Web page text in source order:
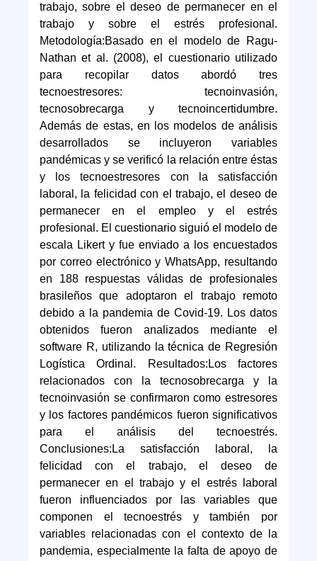
trabajo, sobre el deseo de permanecer en el
trabajo y sobre el estrés profesional.
Metodología:Basado en el modelo de Ragu-
Nathan et al. (2008), el cuestionario utilizado
para recopilar datos abordó tres
tecnoestresores: tecnoinvasión,
tecnosobrecarga y tecnoincertidumbre.
Además de estas, en los modelos de análisis
desarrollados se incluyeron variables
pandémicas y se verificó la relación entre éstas
y los tecnoestresores con la satisfacción
laboral, la felicidad con el trabajo, el deseo de
permanecer en el empleo y el estrés
profesional. El cuestionario siguió el modelo de
escala Likert y fue enviado a los encuestados
por correo electrónico y WhatsApp, resultando
en 188 respuestas válidas de profesionales
brasileños que adoptaron el trabajo remoto
debido a la pandemia de Covid-19. Los datos
obtenidos fueron analizados mediante el
software R, utilizando la técnica de Regresión
Logística Ordinal. Resultados:Los factores
relacionados con la tecnosobrecarga y la
tecnoinvasión se confirmaron como estresores
y los factores pandémicos fueron significativos
para el análisis del tecnoestrés.
Conclusiones:La satisfacción laboral, la
felicidad con el trabajo, el deseo de
permanecer en el trabajo y el estrés laboral
fueron influenciados por las variables que
componen el tecnoestrés y también por
variables relacionadas con el contexto de la
pandemia, especialmente la falta de apoyo de